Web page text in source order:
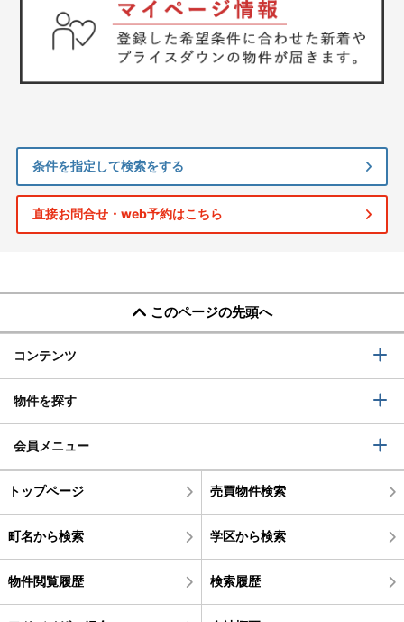
条件を指定して検索をする
直接お問合せ・web予約はこちら
このページの先頭へ
コンテンツ
物件を探す
会員メニュー
トップページ 売買物件検索
町名から検索 学区から検索
物件閲覧履歴 検索履歴